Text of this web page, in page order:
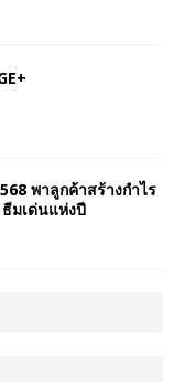
พาลูกค้าสร้างกำไร
มเด่นแห่งปี